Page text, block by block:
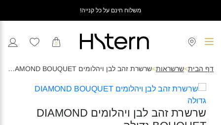
משלוח חינם על כל קנייה!
0
דף הבית>שרשראות> שרשרת זהב לבן ויהלומים DIAMOND BOUQUET גדולה
שרשרת זהב לבן ויהלומים DIAMOND